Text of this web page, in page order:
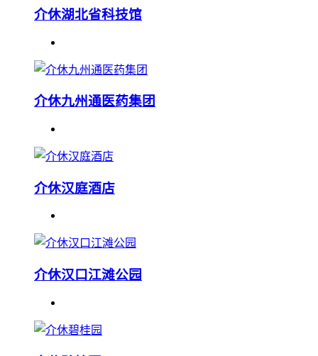
介休湖北省科技馆
介休九州通医药集团
介休汉庭酒店
介休汉口江滩公园